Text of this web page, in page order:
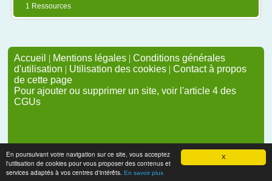
X
En poursuivant votre navigation sur ce site, vous acceptez
l'utilisation de cookies pour vous proposer des contenus et
services adaptés à vos centres d'intérêts. En savoir plus
1 Ressources
Accueil | Mentions légales | Conditions générales
d'utilisation | Utilisation des cookies | Contact à propos
de cette page
Pour ajouter ou supprimer un site, voir l'article 4 des
CGUs